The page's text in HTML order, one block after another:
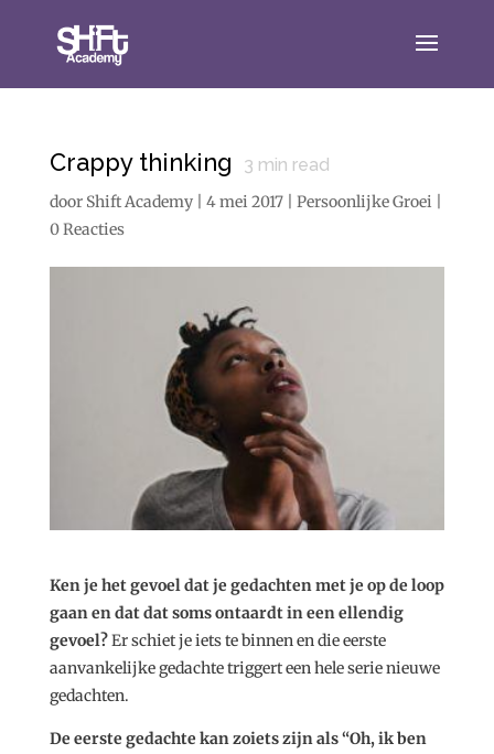
Crappy thinking 3 min read
door Shift Academy| 4 mei 2017| Persoonlijke Groei
0 Reacties
Ken je het gevoel dat je gedachten met je op de loop
gaan en dat dat soms ontaardt in een ellendig
gevoel?Er schiet je iets te binnen en die eerste
aanvankelijke gedachte triggert een hele serie nieuwe
gedachten.
De eerste gedachte kan zoiets zijn als “Oh, ik ben